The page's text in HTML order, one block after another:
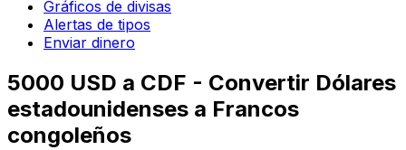
Gráficos de divisas
Alertas de tipos
Enviar dinero
5000 USD a CDF - Convertir Dólares
estadounidenses a Francos
congoleños